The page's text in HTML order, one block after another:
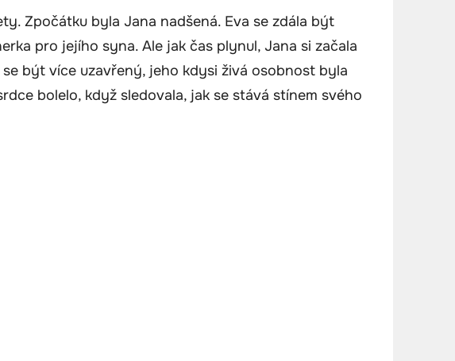
Zpočátku byla Jana nadšená. Eva se zdála být
pro jejího syna. Ale jak čas plynul, Jana si začala
být více uzavřený, jeho kdysi živá osobnost byla
bolelo, když sledovala, jak se stává stínem svého